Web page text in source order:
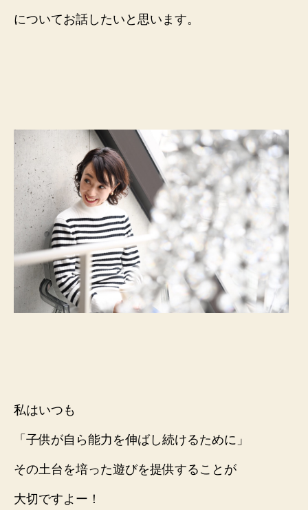
についてお話したいと思います。
私はいつも
「子供が自ら能力を伸ばし続けるために」
その土台を培った遊びを提供することが
大切ですよー！